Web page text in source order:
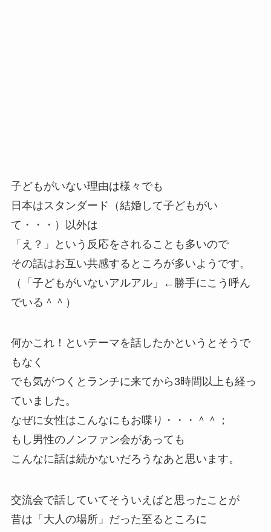
子どもがいない理由は様々でも
日本はスタンダード（結婚して子どもがい
て・・・）以外は
「え？」という反応をされることも多いので
その話はお互い共感するところが多いようです。
（「子どもがいないアルアル」←勝手にこう呼ん
でいる＾＾）
何かこれ！といテーマを話したかというとそうで
もなく
でも気がつくとランチに来てから3時間以上も経っ
ていました。
なぜに女性はこんなにもお喋り・・・＾＾；
もし男性のノンファン会があっても
こんなに話は続かないだろうなあと思います。
交流会で話していてそういえばと思ったことが
昔は「大人の場所」だった至るところに